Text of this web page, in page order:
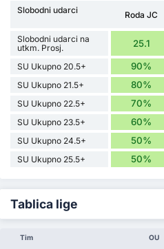
Slobodni udarci Roda JC
Slobodni udarci na
utkm. Prosj.
25.1
SU Ukupno 20.5+ 90%
SU Ukupno 21.5+ 80%
SU Ukupno 22.5+ 70%
SU Ukupno 23.5+ 60%
SU Ukupno 24.5+ 50%
SU Ukupno 25.5+ 50%
Tablica lige
Tim OU